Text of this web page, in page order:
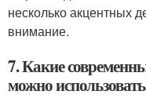
несколько акцентных
внимание.
7. Какие
можно